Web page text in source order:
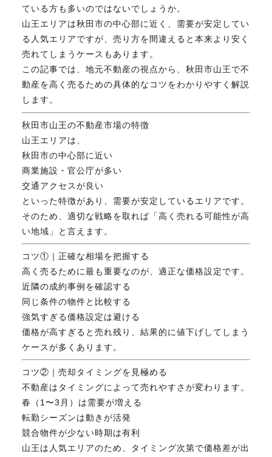
マスターおすすめ物件
会社概要
スタッフ紹介
マスターのブログ
018-853-5780
FAX. 018-853-5781
開催日：平日9:30－17:30／
土曜10:00－15:00（要予約）
定休日：第2第4土曜日および日曜祝祭日
無料相談、お問い合わせはこちら
ている方も多いのではないでしょうか。
山王エリアは秋田市の中心部に近く、需要が安定してい
る人気エリアですが、売り方を間違えると本来より安く
売れてしまうケースもあります。
この記事では、地元不動産の視点から、秋田市山王で不
動産を高く売るための具体的なコツをわかりやすく解説
します。
秋田市山王の不動産市場の特徴
山王エリアは、
秋田市の中心部に近い
商業施設・官公庁が多い
交通アクセスが良い
といった特徴があり、需要が安定しているエリアです。
そのため、適切な戦略を取れば「高く売れる可能性が高
い地域」と言えます。
コツ①｜正確な相場を把握する
高く売るために最も重要なのが、適正な価格設定です。
近隣の成約事例を確認する
同じ条件の物件と比較する
強気すぎる価格設定は避ける
価格が高すぎると売れ残り、結果的に値下げしてしまう
ケースが多くあります。
コツ②｜売却タイミングを見極める
不動産はタイミングによって売れやすさが変わります。
春（1〜3月）は需要が増える
転勤シーズンは動きが活発
競合物件が少ない時期は有利
山王は人気エリアのため、タイミング次第で価格差が出